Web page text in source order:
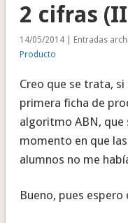
2 cifras
14/05/2014 | Entradas
Producto
Creo que se trata,
primera ficha de
algoritmo ABN, que
momento en que
alumnos no me
Bueno, pues